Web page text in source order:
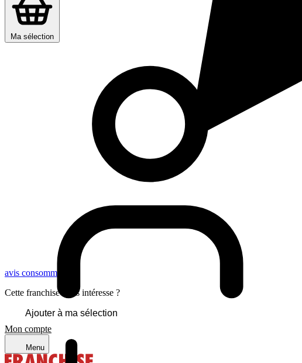
Ma sélection
Mon compte
Menu
avis consommateurs
Cette franchise vous intéresse ?
Ajouter à ma sélection